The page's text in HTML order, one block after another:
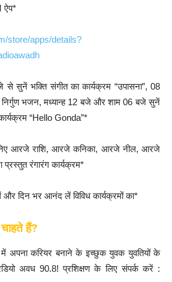
ऐप*
store/apps/details?
से सुनें भक्ति संगीत का कार्यक्रम “उपासना”, 08
निर्गुण भजन, मध्यान्ह 12 बजे और शाम 06 बजे सुनें
“Hello Gonda”*
आरजे राशि, आरजे कनिका, आरजे नील, आरजे
प्रस्तुत रंगारंग कार्यक्रम*
दिन भर आनंद लें विविध कार्यक्रमों का*
हैं?
अपना करियर बनाने के इच्छुक युवक युवतियों के
अवध 90.8! प्रशिक्षण के लिए संपर्क करें :